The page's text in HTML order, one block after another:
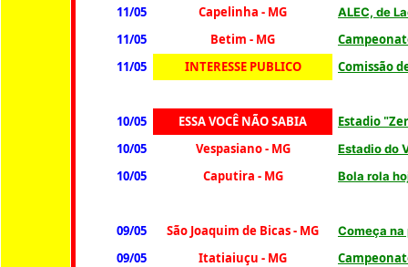
11/05 Capelinha - MG ALEC, de
11/05 Betim - MG
11/05
INTERESSE PUBLICO Comissão
10/05 ESSA VOCÊ NÃO SABIA
Estadio
10/05
Vespasiano - MG Estadiodo
10/05 Caputira - MG Bola rola
09/05 São Joaquim de Bicas - MG Começa na
09/05 Itatiaiuçu - MG